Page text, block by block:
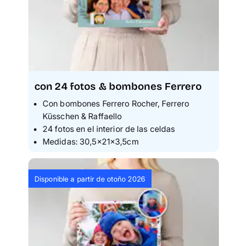
con 24 fotos & bombones Ferrero
Con bombones Ferrero Rocher, Ferrero
Küsschen & Raffaello
24 fotos en el interior de las celdas
Medidas: 30,5×21×3,5cm
Disponible a partir de otoño 2026